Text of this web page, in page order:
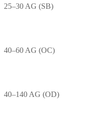
25–30 AG (SB)
40–60 AG (OC)
40–140 AG (OD)